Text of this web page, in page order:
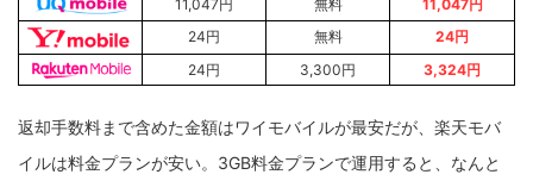
11,047円
無料
11,047円
24円
無料
24円
24円
3,300円 3,324円
返却手数料まで含めた金額はワイモバイルが最安だが、楽天モバ
イルは料金プランが安い。3GB料金プランで運用すると、なんと